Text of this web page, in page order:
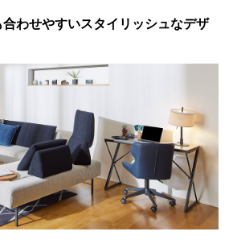
わせやすいスタイリッシュなデザ